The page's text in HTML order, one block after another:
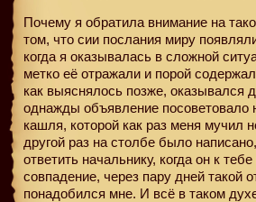
Почему я обратила внимание на
том, что сии послания миру
когда я оказывалась в сложной
метко её отражали и порой
как выяснялось позже, оказывался
однажды объявление посоветовало
кашля, которой как раз меня мучил
другой раз на столбе было
ответить начальнику, когда он к
совпадение, через пару дней такой
понадобился мне. И всё в таком